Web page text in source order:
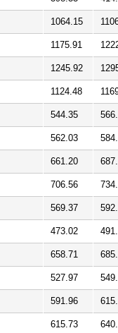
1064.15
1175.91
1245.92
1124.48
544.35
562.03
661.20
706.56
569.37
473.02
658.71
527.97
591.96
615.73